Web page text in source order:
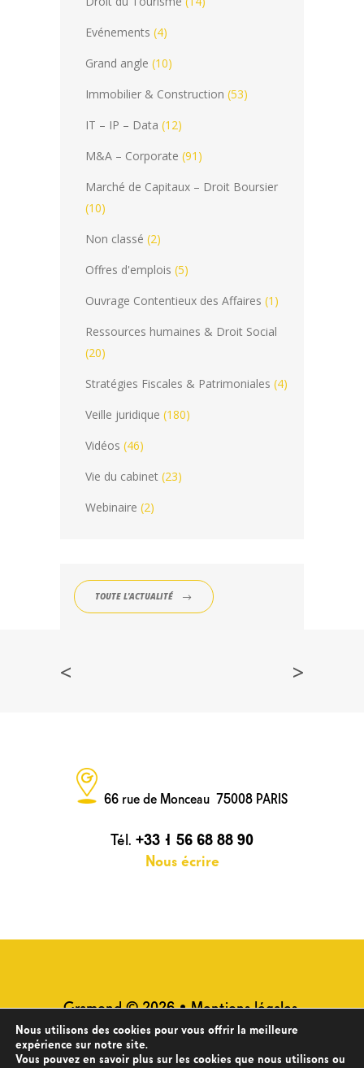
Evénements (4)
Grand angle (10)
Immobilier & Construction (53)
IT – IP – Data (12)
M&A – Corporate (91)
Marché de Capitaux – Droit Boursier
(10)
Non classé (2)
Offres d'emplois (5)
Ouvrage Contentieux des Affaires (1)
Ressources humaines & Droit Social
(20)
Stratégies Fiscales & Patrimoniales (4)
Veille juridique (180)
Vidéos (46)
Vie du cabinet (23)
Webinaire (2)
TOUTE L'ACTUALITÉ
< >
66 rue de Monceau 75008 PARIS
Tél. +33 1 56 68 88 90
Nous écrire
Gramond © 2026 •Mentions légales
•Plan du site•Politique de
confidentialité des données
Nous utilisons des cookies pour vous offrir la meilleure
expérience sur notre site.
Vous pouvez en savoir plus sur les cookies que nous utilisons ou